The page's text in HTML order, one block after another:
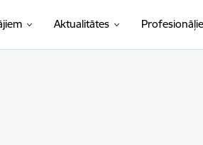
Aktualitātes